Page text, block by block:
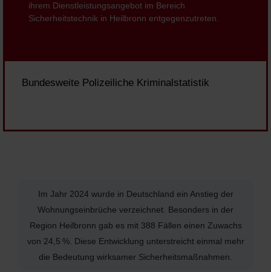
ihrem Dienstleistungsangebot im Bereich
Sicherheitstechnik in Heilbronn entgegenzutreten.
Bundesweite Polizeiliche Kriminalstatistik
Im Jahr 2024 wurde in Deutschland ein Anstieg der
Wohnungseinbrüche verzeichnet. Besonders in der
Region Heilbronn gab es mit 388 Fällen einen Zuwachs
von 24,5 %. Diese Entwicklung unterstreicht einmal mehr
die Bedeutung wirksamer Sicherheitsmaßnahmen.